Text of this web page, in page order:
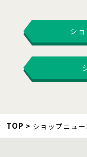
シ
TOP ショップニュー